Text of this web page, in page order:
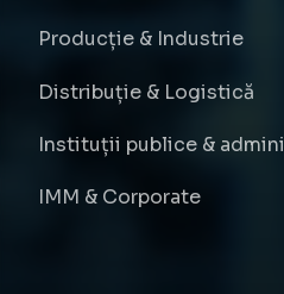
Producție & Industrie
Distribuție & Logistică
Instituții publice &
IMM & Corporate